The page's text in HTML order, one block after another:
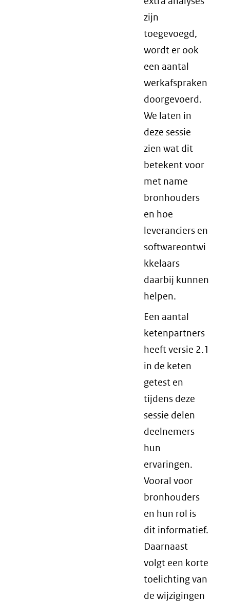
zijn
toegevoegd,
wordt er ook
een aantal
werkafspraken
doorgevoerd.
We laten in
deze sessie
zien wat dit
betekent voor
met name
bronhouders
en hoe
leveranciers en
softwareontwi
kkelaars
daarbij kunnen
helpen.
Een aantal
ketenpartners
heeft versie 2.1
in de keten
getest en
tijdens deze
sessie delen
deelnemers
hun
ervaringen.
Vooral voor
bronhouders
en hun rol is
dit informatief.
Daarnaast
volgt een korte
toelichting van
de wijzigingen